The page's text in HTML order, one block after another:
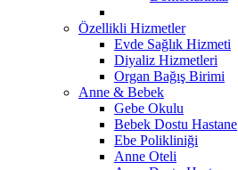
Özellikli Hizmetler
Evde Sağlık Hizmeti
Diyaliz Hizmetleri
Organ Bağış Birimi
Anne & Bebek
Gebe Okulu
Bebek Dostu Hastane
Ebe Polikliniği
Anne Oteli